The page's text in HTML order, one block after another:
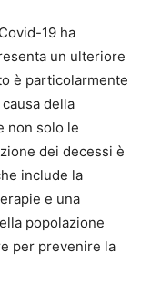
19 ha
un ulteriore
è particolarmente
della
non solo le
dei decessi è
include la
e una
popolazione
per prevenire la